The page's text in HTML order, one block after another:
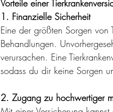
Vorteile einer
1. Finanzielle Sicherheit
Eine der größten Sorgen von
Behandlungen.
verursachen. Eine
sodass du dir keine Sorgen
2. Zugang zu hochwertiger